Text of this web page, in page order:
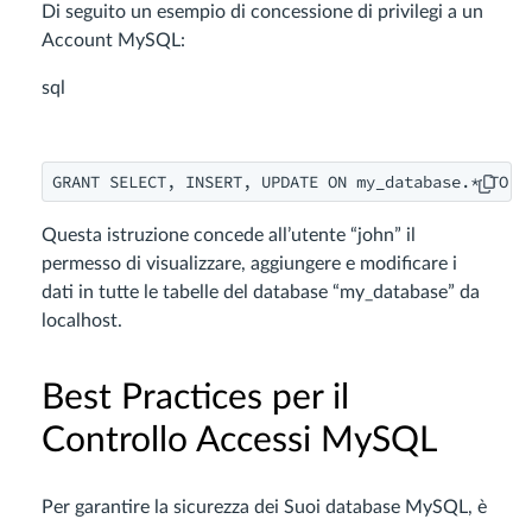
Di seguito un esempio di concessione di privilegi a un
Account MySQL:
sql
GRANT SELECT, INSERT, UPDATE ON my_database.*
Questa istruzione concede all’utente “john” il
permesso di visualizzare, aggiungere e modificare i
dati in tutte le tabelle del database “my_database” da
localhost.
Best Practices per il
Controllo Accessi MySQL
Per garantire la sicurezza dei Suoi database MySQL, è